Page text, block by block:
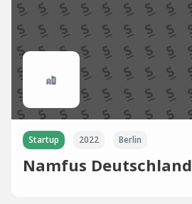
Startup 2022 Berlin
Namfus Deutschland